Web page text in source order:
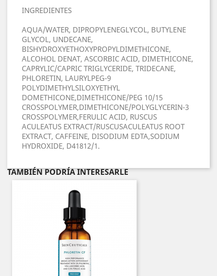
INGREDIENTES
AQUA/WATER, DIPROPYLENEGLYCOL, BUTYLENE
GLYCOL, UNDECANE,
BISHYDROXYETHOXYPROPYLDIMETHICONE,
ALCOHOL DENAT, ASCORBIC ACID, DIMETHICONE,
CAPRYLIC/CAPRIC TRIGLYCERIDE, TRIDECANE,
PHLORETIN, LAURYLPEG-9
POLYDIMETHYLSILOXYETHYL
DOMETHICONE,DIMETHICONE/PEG 10/15
CROSSPOLYMER,DIMETHICONE/POLYGLYCERIN-3
CROSSPOLYMER,FERULIC ACID, RUSCUS
ACULEATUS EXTRACT/RUSCUSACULEATUS ROOT
EXTRACT, CAFFEINE, DISODIUM EDTA,SODIUM
HYDROXIDE, D41812/1.
TAMBIÉN PODRÍA INTERESARLE